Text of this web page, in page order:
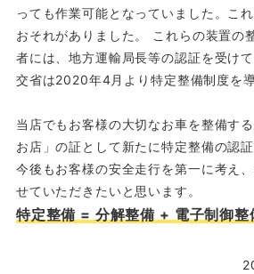
っても作業可能となっていました。こ
おそれがありました。 これらの装置の
者には、地方運輸局長等の認証を受け
交省は2020年4月より特定整備制度を導
当店でもお客様の大切なお車を整備す
お店」の証として新たに特定整備の認
今後もお客様の安全走行を第一に考え
せていただきたいと思います。
特定整備 = 分解整備 + 電子制御整